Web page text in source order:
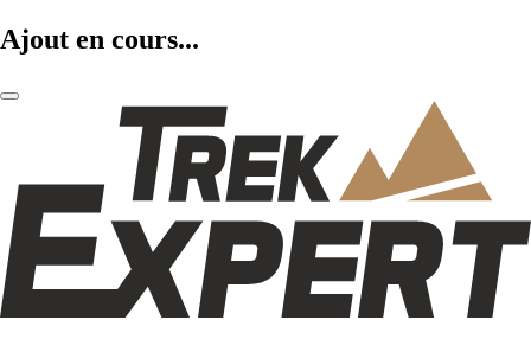
Ajout en cours...